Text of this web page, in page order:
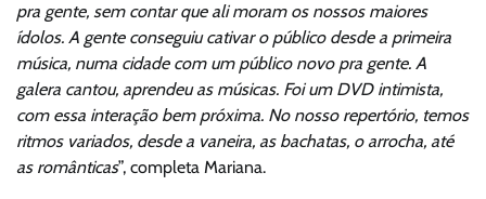
pra gente, sem contar que ali moram os nossos maiores
ídolos. A gente conseguiu cativar o público desde a primeira
música, numa cidade com um público novo pra gente. A
galera cantou, aprendeu as músicas. Foi um DVD intimista,
com essa interação bem próxima. No nosso repertório, temos
ritmos variados, desde a vaneira, as bachatas, o arrocha, até
as românticas”, completa Mariana.